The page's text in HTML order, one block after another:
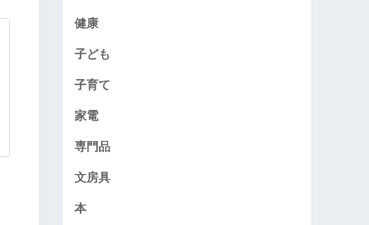
健康
子ども
子育て
家電
専門品
文房具
本